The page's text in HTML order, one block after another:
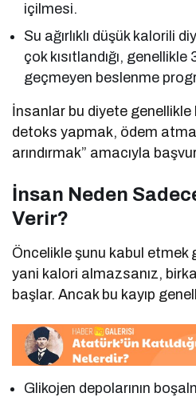
içilmesi.
Su ağırlıklı düşük kalorili
çok kısıtlandığı,
geçmeyen beslenme
İnsanlar bu diyete genellikle
detoks yapmak, ödem
arındırmak” amacıyla
İnsan Neden
Verir?
Öncelikle şunu kabul etmek
yani kalori almazsanız,
başlar. Ancak bu kayıp
Glikojen depolarının